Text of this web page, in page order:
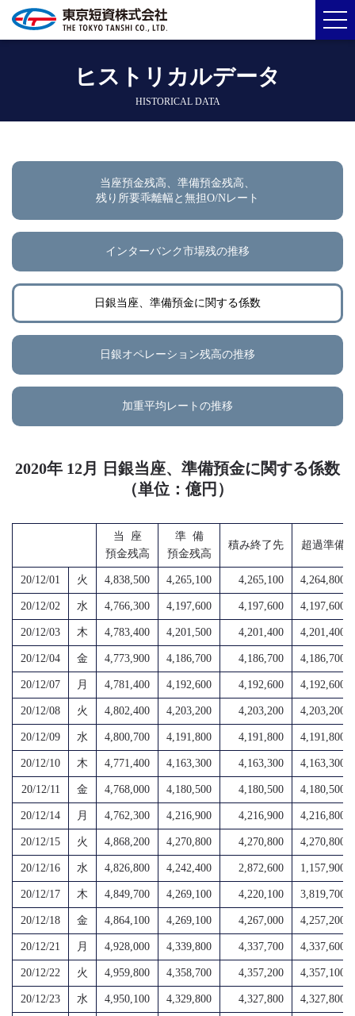
ヒストリカルデータ
HISTORICAL DATA
当座預金残高、準備預金残高、
残り所要乖離幅と無担O/Nレート
インターバンク市場残の推移
日銀当座、準備預金に関する係数
日銀オペレーション残高の推移
加重平均レートの推移
2020年 12月 日銀当座、準備預金に関する係数
（単位：億円）
当 座
預金残高
準 備
預金残高
積み終了先 超過準備
20/12/01 火 4,838,500 4,265,100 4,265,100 4,264,800
20/12/02 水 4,766,300 4,197,600 4,197,600 4,197,600
20/12/03 木 4,783,400 4,201,500 4,201,400 4,201,400
20/12/04 金 4,773,900 4,186,700 4,186,700 4,186,700
20/12/07 月 4,781,400 4,192,600 4,192,600 4,192,600
20/12/08 火 4,802,400 4,203,200 4,203,200 4,203,200
20/12/09 水 4,800,700 4,191,800 4,191,800 4,191,800
20/12/10 木 4,771,400 4,163,300 4,163,300 4,163,300
20/12/11 金 4,768,000 4,180,500 4,180,500 4,180,500
20/12/14 月 4,762,300 4,216,900 4,216,900 4,216,800
20/12/15 火 4,868,200 4,270,800 4,270,800 4,270,800
20/12/16 水 4,826,800 4,242,400 2,872,600 1,157,900
20/12/17 木 4,849,700 4,269,100 4,220,100 3,819,700
20/12/18 金 4,864,100 4,269,100 4,267,000 4,257,200
20/12/21 月 4,928,000 4,339,800 4,337,700 4,337,600
20/12/22 火 4,959,800 4,358,700 4,357,200 4,357,100
20/12/23 水 4,950,100 4,329,800 4,327,800 4,327,800